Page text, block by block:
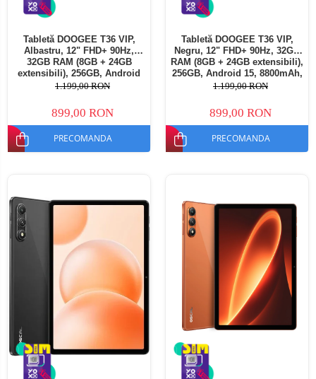
Tabletă DOOGEE T36 VIP,
Albastru, 12" FHD+ 90Hz,
32GB RAM (8GB + 24GB
extensibili), 256GB, Android
15, 8800mAh, Dual SIM
1.199,00 RON
899,00 RON
PRECOMANDA
Tabletă DOOGEE T36 VIP,
Negru, 12" FHD+ 90Hz, 32GB
RAM (8GB + 24GB extensibili),
256GB, Android 15, 8800mAh,
Dual SIM
1.199,00 RON
899,00 RON
PRECOMANDA